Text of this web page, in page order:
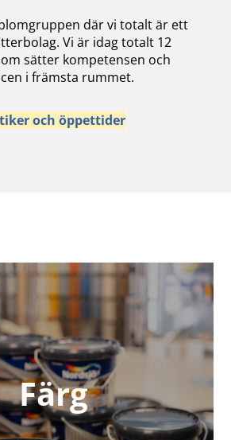
där vi totalt är ett
Vi är idag totalt 12
sätter kompetensen och
i främsta rummet.
och öppettider
Färg